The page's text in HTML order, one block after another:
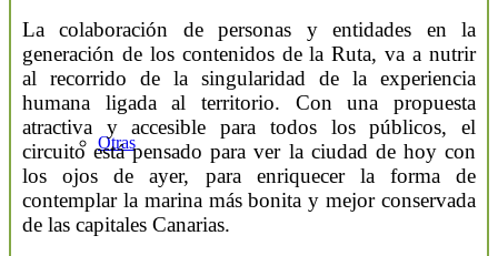
Otras
La colaboración de personas y entidades en la
generación de los contenidos de la Ruta, va a nutrir
al recorrido de la singularidad de la experiencia
humana ligada al territorio. Con una propuesta
atractiva y accesible para todos los públicos, el
circuito está pensado para ver la ciudad de hoy con
los ojos de ayer, para enriquecer la forma de
contemplar la marina más bonita y mejor conservada
de las capitales Canarias.